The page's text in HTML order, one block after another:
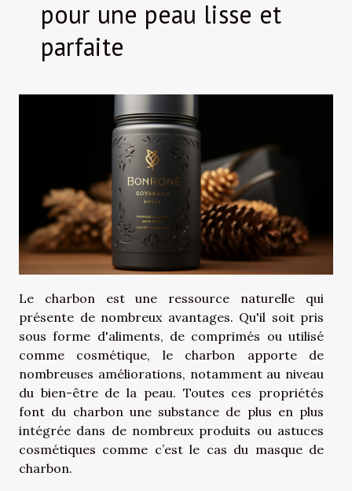
pour une peau lisse et
parfaite
Le charbon est une ressource naturelle qui
présente de nombreux avantages. Qu'il soit pris
sous forme d'aliments, de comprimés ou utilisé
comme cosmétique, le charbon apporte de
nombreuses améliorations, notamment au niveau
du bien-être de la peau. Toutes ces propriétés
font du charbon une substance de plus en plus
intégrée dans de nombreux produits ou astuces
cosmétiques comme c’est le cas du masque de
charbon.